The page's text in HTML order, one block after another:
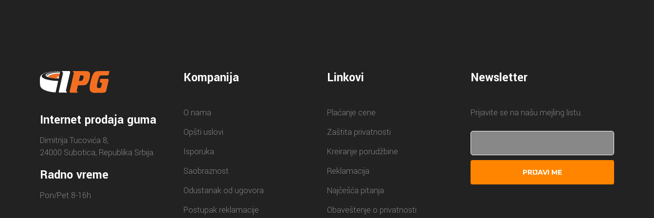
Internet prodaja guma
Dimitrija Tucovića 8,
24000 Subotica, Republika Srbija.
Radno vreme
Pon/Pet 8-16h
Kompanija
O nama
Opšti uslovi
Isporuka
Saobraznost
Odustanak od ugovora
Postupak reklamacije
Linkovi
Plaćanje cene
Zaštita privatnosti
Kreiranje porudžbine
Reklamacija
Najčešća pitanja
Obaveštenje o privatnosti
Newsletter
Prijavite se na našu mejling listu.
PRIJAVI ME